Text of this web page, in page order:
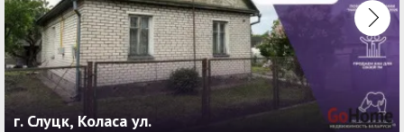
г. Слуцк, Коласа ул.